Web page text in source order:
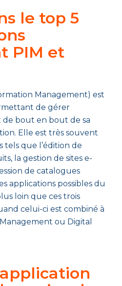
le top 5
PIM et
Management) est
de gérer
de bout en bout de sa
Elle est très souvent
tels que l’édition de
la gestion de sites e-
de catalogues
applications possibles du
loin que ces trois
celui-ci est combiné à
ou Digital